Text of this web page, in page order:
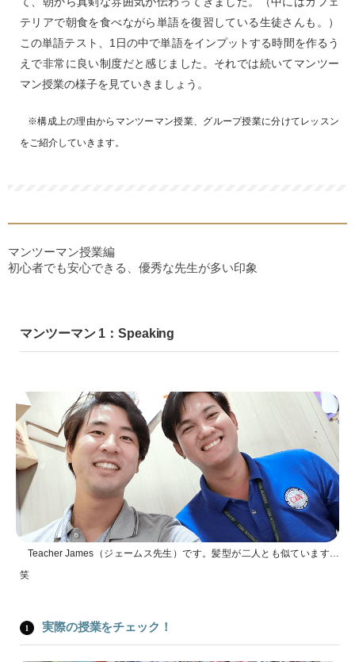
テリアで朝食を食べながら単語を復習している生徒さんも。）
この単語テスト、1日の中で単語をインプットする時間を作るう
えで非常に良い制度だと感じました。それでは続いてマンツー
マン授業の様子を見ていきましょう。
※構成上の理由からマンツーマン授業、グループ授業に分けてレッスン
をご紹介していきます。
マンツーマン授業編
初心者でも安心できる、優秀な先生が多い印象
マンツーマン 1：Speaking
Teacher James（ジェームス先生）です。髪型が二人とも似ています…
笑
実際の授業をチェック！